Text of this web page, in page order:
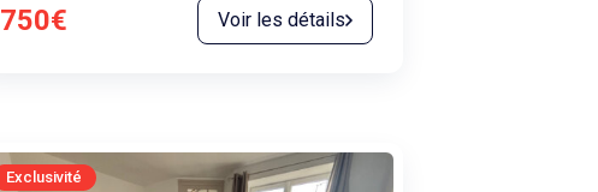
750€ Voir les détails
Exclusivité